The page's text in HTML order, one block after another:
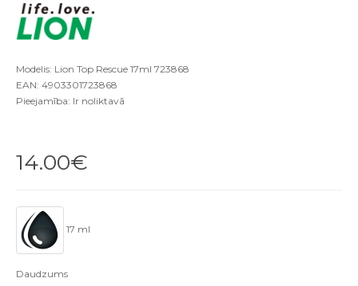
Modelis: Lion Top Rescue 17ml 723868
EAN: 4903301723868
Pieejamība: Ir noliktavā
14.00€
17 ml
Daudzums